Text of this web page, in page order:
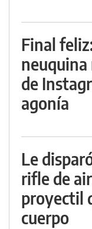
Final
neuquina
de
agonía
Le
rifle de
proyectil
cuerpo